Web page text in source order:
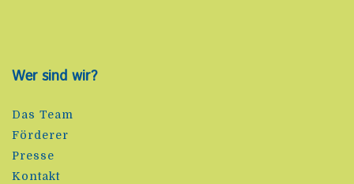
Wer sind wir?
Das Team
Förderer
Presse
Kontakt